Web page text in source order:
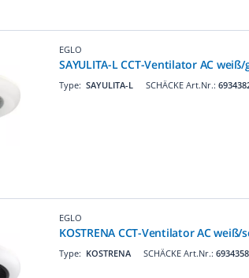
EGLO
SAYULITA-L CCT-Ventilator AC weiß/
SCHÄCKE Art.Nr.:
Type: SAYULITA-L
EGLO
KOSTRENA CCT-Ventilator AC weiß/
SCHÄCKE Art.Nr.: 6934358
Type: KOSTRENA